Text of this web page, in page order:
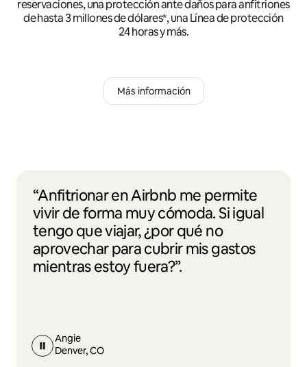
reservaciones, una protección ante daños para anfitriones
de hasta 3 millones de dólares*, una Línea de protección
24 horas y más.
Más información
“Anfitrionar en Airbnb me permite
vivir de forma muy cómoda. Si igual
tengo que viajar, ¿por qué no
aprovechar para cubrir mis gastos
mientras estoy fuera?”.
Angie
Denver, CO